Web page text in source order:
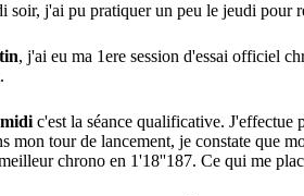
soir, j'ai pu pratiquer un peu le jeudi pour
, j'ai eu ma 1ere session d'essai officiel
c'est la séance qualificative. J'effectue
mon tour de lancement, je constate que
chrono en 1'18''187. Ce qui me